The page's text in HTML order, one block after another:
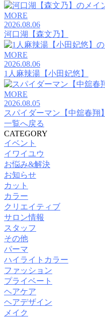
MORE
2026.08.06
河口湖【森文乃】
MORE
2026.08.06
1人麻辣湯【小田妃悠】
MORE
2026.08.05
スパイダーマン【中舘春翔】
一覧へ戻る
CATEGORY
イベント
イワイユウ
お悩み&解決
お知らせ
カット
カラー
クリエイティブ
サロン情報
スタッフ
その他
パーマ
ハイライトカラー
ファッション
プライベート
ヘアケア
ヘアデザイン
メイク